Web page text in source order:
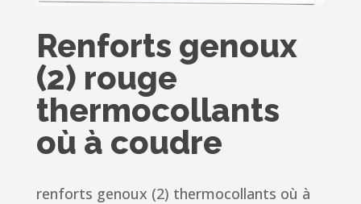
Renforts genoux
(2) rouge
thermocollants
où à coudre
renforts genoux (2) thermocollants où à